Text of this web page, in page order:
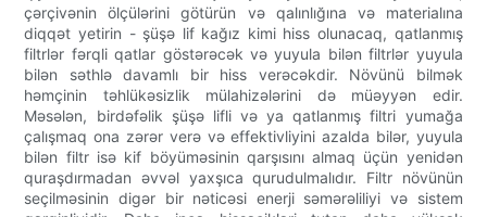
çərçivənin ölçülərini götürün və qalınlığına və materialına
diqqət yetirin - şüşə lif kağız kimi hiss olunacaq, qatlanmış
filtrlər fərqli qatlar göstərəcək və yuyula bilən filtrlər yuyula
bilən səthlə davamlı bir hiss verəcəkdir. Növünü bilmək
həmçinin təhlükəsizlik mülahizələrini də müəyyən edir.
Məsələn, birdəfəlik şüşə lifli və ya qatlanmış filtri yumağa
çalışmaq ona zərər verə və effektivliyini azalda bilər, yuyula
bilən filtr isə kif böyüməsinin qarşısını almaq üçün yenidən
quraşdırmadan əvvəl yaxşıca qurudulmalıdır. Filtr növünün
seçilməsinin digər bir nəticəsi enerji səmərəliliyi və sistem